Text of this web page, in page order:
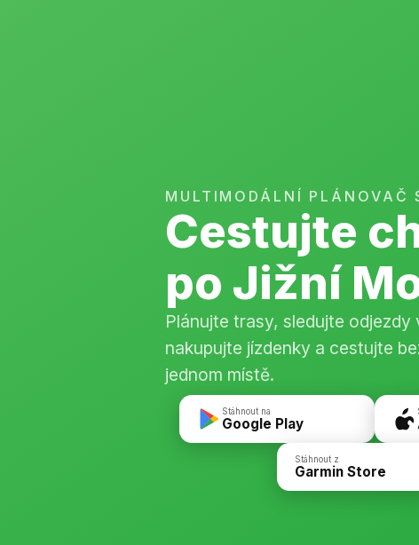
MULTIMODÁLNÍ PLÁNOVAČ
Cestujte
po Jižní
Plánujte trasy, sledujte odjezdy
nakupujte jízdenky a cestujte
jednom místě.
Stáhnout na
Google Play
Stáhnout z
Garmin Store